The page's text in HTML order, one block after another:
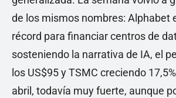
de los mismos nombres: Alphabet
récord para financiar centros de
sosteniendo la narrativa de IA, el
los US$95 y TSMC creciendo
abril, todavía muy fuerte, aunque